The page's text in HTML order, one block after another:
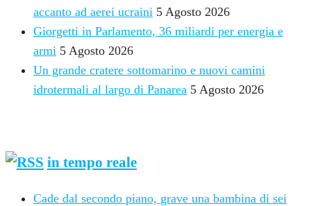
accanto ad aerei ucraini 5 Agosto 2026
Giorgetti in Parlamento, 36 miliardi per energia e
armi 5 Agosto 2026
Un grande cratere sottomarino e nuovi camini
idrotermali al largo di Panarea 5 Agosto 2026
in tempo reale
Cade dal secondo piano, grave una bambina di sei